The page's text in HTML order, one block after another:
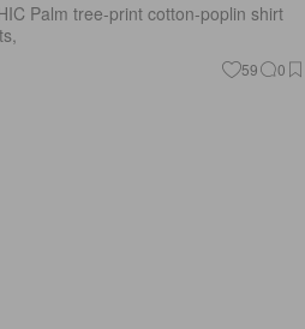
Palm tree-print cotton-poplin shirt
59 0